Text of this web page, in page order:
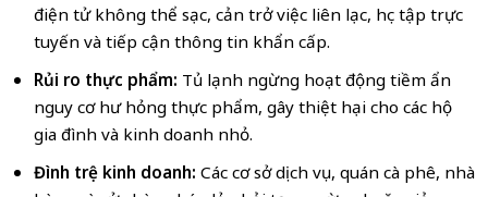
điện tử không thể sạc, cản trở việc liên lạc, học tập trực
tuyến và tiếp cận thông tin khẩn cấp.
Rủi ro thực phẩm: Tủ lạnh ngừng hoạt động tiềm ẩn
nguy cơ hư hỏng thực phẩm, gây thiệt hại cho các hộ
gia đình và kinh doanh nhỏ.
Đình trệ kinh doanh: Các cơ sở dịch vụ, quán cà phê, nhà